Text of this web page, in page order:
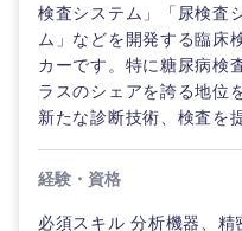
検査システム」「尿検査
ム」などを開発する臨床
カーです。特に糖尿病検
ラスのシェアを誇る地位
新たな診断技術、検査を
経験・資格
必須スキル 分析機器、精